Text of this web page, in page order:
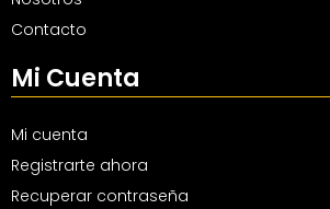
Contacto
Mi Cuenta
Mi cuenta
Registrarte ahora
Recuperar contraseña